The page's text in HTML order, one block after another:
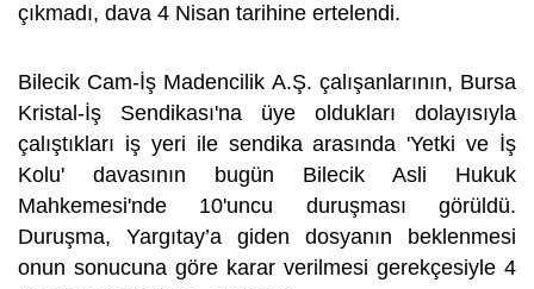
çıkmadı, dava 4 Nisan tarihine ertelendi.
Bilecik Cam-İş Madencilik A.Ş. çalışanlarının, Bursa
Kristal-İş Sendikası'na üye oldukları dolayısıyla
çalıştıkları iş yeri ile sendika arasında 'Yetki ve İş
Kolu' davasının bugün Bilecik Asli Hukuk
Mahkemesi'nde 10'uncu duruşması görüldü.
Duruşma, Yargıtay’a giden dosyanın beklenmesi
onun sonucuna göre karar verilmesi gerekçesiyle 4